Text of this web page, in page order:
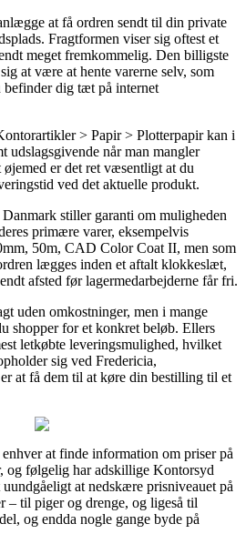
at få ordren sendt til din private
Fragtformen viser sig oftest et
meget fremkommelig. Den billigste
at være at hente varerne selv, som
dig tæt på internet
> Papir > Plotterpapir kan i
når man mangler
er det ret væsentligt at du
ved det aktuelle produkt.
stiller garanti om muligheden
primære varer, eksempelvis
50m, CAD Color Coat II, men som
lægges inden et aftalt klokkeslæt,
afsted før lagermedarbejderne får fri.
uden omkostninger, men i mange
shopper for et konkret beløb. Ellers
letkøbte leveringsmulighed, hvilket
sig ved Fredericia,
at få dem til at køre din bestilling til et
at finde information om priser på
og følgelig har adskillige Kontorsyd
at nedskære prisniveauet på
– til piger og drenge, og ligeså til
og endda nogle gange byde på